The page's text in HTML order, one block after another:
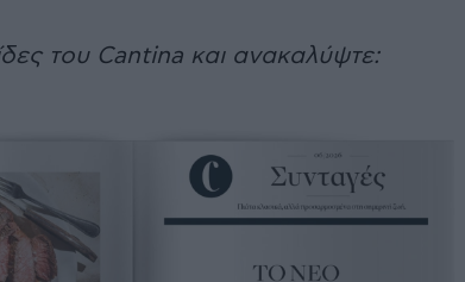
του Cantina και ανακαλύψτε: